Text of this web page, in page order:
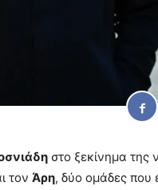
στο ξεκίνημα της
τον Άρη, δύο ομάδες που